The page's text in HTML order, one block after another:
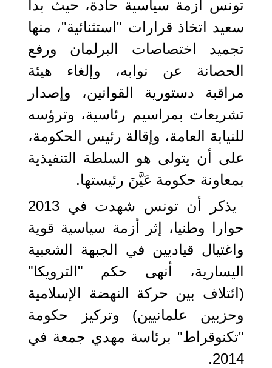
تونس أزمة سياسية حادة، حيث بدأ
سعيد اتخاذ قرارات "استثنائية"، منها
تجميد اختصاصات البرلمان ورفع
الحصانة عن نوابه، وإلغاء هيئة
مراقبة دستورية القوانين، وإصدار
تشريعات بمراسيم رئاسية، وترؤسه
للنيابة العامة، وإقالة رئيس الحكومة،
على أن يتولى هو السلطة التنفيذية
بمعاونة حكومة عَيَّنَ رئيستها.
يذكر أن تونس شهدت في 2013
حوارا وطنيا، إثر أزمة سياسية قوية
واغتيال قياديين في الجبهة الشعبية
اليسارية، أنهى حكم "الترويكا"
(ائتلاف بين حركة النهضة الإسلامية
وحزبين علمانيين) وتركيز حكومة
"تكنوقراط" برئاسة مهدي جمعة في
2014.